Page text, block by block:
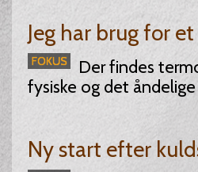
Jeg har brug for
Der findes
fysiske og det
Ny start efter